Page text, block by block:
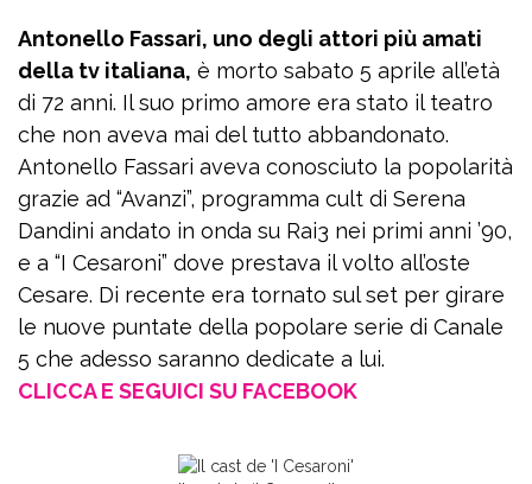
Antonello Fassari, uno degli attori più amati
della tv italiana, è morto sabato 5 aprile all’età
di 72 anni. Il suo primo amore era stato il teatro
che non aveva mai del tutto abbandonato.
Antonello Fassari aveva conosciuto la popolarità
grazie ad “Avanzi”, programma cult di Serena
Dandini andato in onda su Rai3 nei primi anni ’90,
e a “I Cesaroni” dove prestava il volto all’oste
Cesare. Di recente era tornato sul set per girare
le nuove puntate della popolare serie di Canale
5 che adesso saranno dedicate a lui.
CLICCA E SEGUICI SU FACEBOOK